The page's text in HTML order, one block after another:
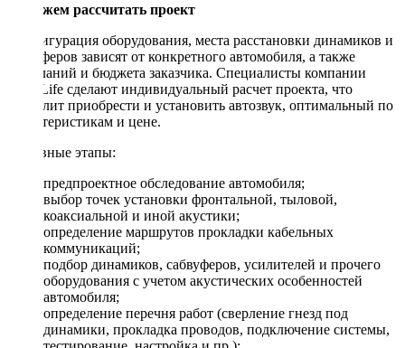
Поможем рассчитать проект
Конфигурация оборудования, места расстановки динамиков и
сабвуферов зависят от конкретного автомобиля, а также
пожеланий и бюджета заказчика. Специалисты компании
DriveLife сделают индивидуальный расчет проекта, что
позволит приобрести и установить автозвук, оптимальный по
характеристикам и цене.
Основные этапы:
предпроектное обследование автомобиля;
выбор точек установки фронтальной, тыловой,
коаксиальной и иной акустики;
определение маршрутов прокладки кабельных
коммуникаций;
подбор динамиков, сабвуферов, усилителей и прочего
оборудования с учетом акустических особенностей
автомобиля;
определение перечня работ (сверление гнезд под
динамики, прокладка проводов, подключение системы,